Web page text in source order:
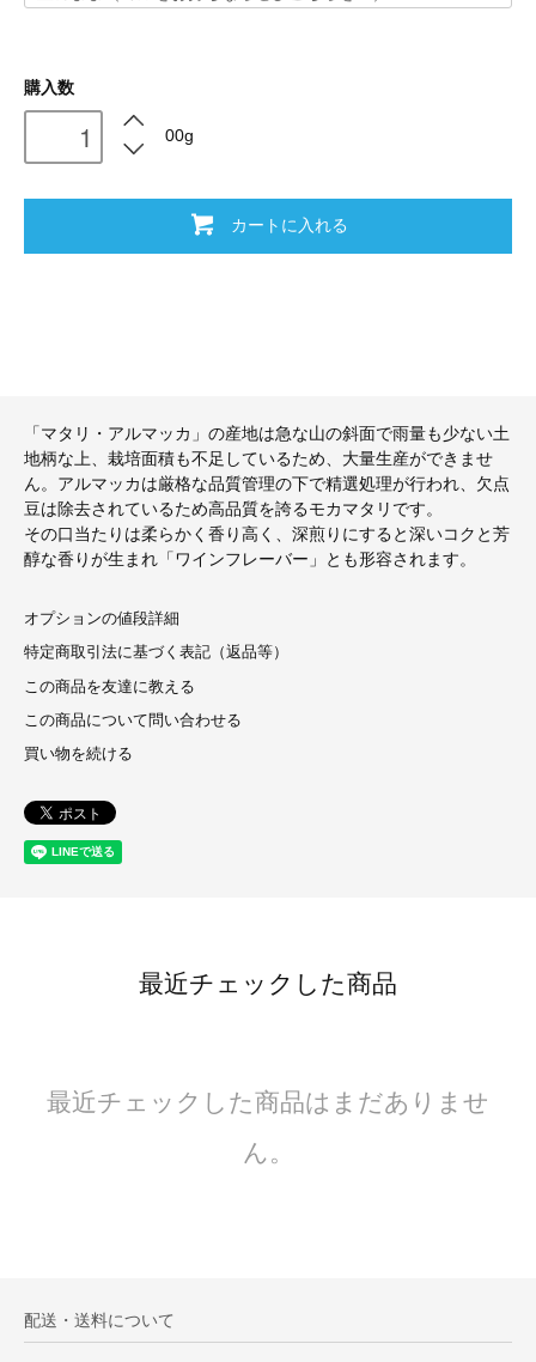
購入数
00g
カートに入れる
「マタリ・アルマッカ」の産地は急な山の斜面で雨量も少ない土
地柄な上、栽培面積も不足しているため、大量生産ができませ
ん。アルマッカは厳格な品質管理の下で精選処理が行われ、欠点
豆は除去されているため高品質を誇るモカマタリです。
その口当たりは柔らかく香り高く、深煎りにすると深いコクと芳
醇な香りが生まれ「ワインフレーバー」とも形容されます。
オプションの値段詳細
特定商取引法に基づく表記（返品等）
この商品を友達に教える
この商品について問い合わせる
買い物を続ける
最近チェックした商品
最近チェックした商品はまだありませ
ん。
配送・送料について